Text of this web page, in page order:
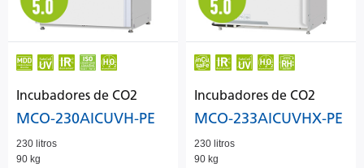
Incubadores de CO2
MCO-230AICUVH-PE
230 litros
90 kg
Incubadores de CO2
MCO-233AICUVHX-PE
230 litros
90 kg